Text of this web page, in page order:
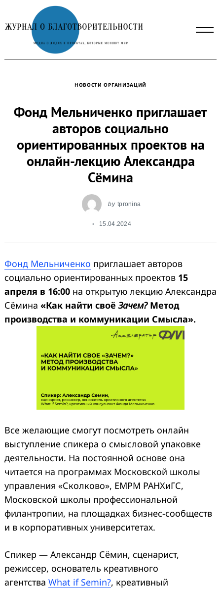
to
content
НОВОСТИ ОРГАНИЗАЦИЙ
Фонд Мельниченко приглашает
авторов социально
ориентированных проектов на
онлайн-лекцию Александра
Сёмина
by tpronina
15.04.2024
Фонд Мельниченко приглашает авторов
социально ориентированных проектов 15
апреля в 16:00 на открытую лекцию Александра
Сёмина «Как найти своёЗачем?Метод
производства и коммуникации Смысла».
Все желающие смогут посмотреть онлайн
выступление спикера о смысловой упаковке
деятельности. На постоянной основе она
читается на программах Московской школы
управления «Сколково», EMPM РАНХиГС,
Московской школы профессиональной
филантропии, на площадках бизнес-сообществ
и в корпоративных университетах.
Спикер — Александр Сёмин, сценарист,
режиссер, основатель креативного
агентства What if Semin?, креативный